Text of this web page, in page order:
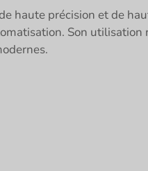
haute précision et de
Son utilisation